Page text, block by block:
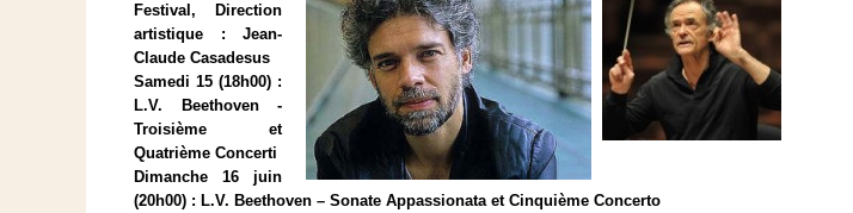
Festival, Direction
artistique : Jean-
Claude Casadesus
Samedi 15 (18h00) :
L.V. Beethoven -
Troisième et
Quatrième Concerti
Dimanche 16 juin
(20h00) : L.V. Beethoven – Sonate Appassionata et Cinquième Concerto